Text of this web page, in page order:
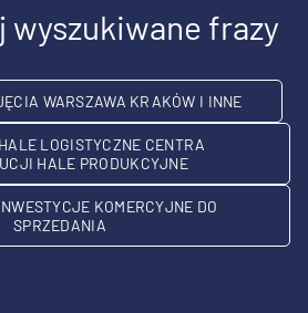
wyszukiwane frazy
WARSZAWA KRAKÓW I INNE
LOGISTYCZNE CENTRA
HALE PRODUKCYJNE
KOMERCYJNE DO
SPRZEDANIA